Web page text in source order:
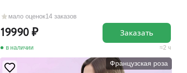
мало оценок14 заказов
19990
в наличии 2 ч
Заказать
Французская роза